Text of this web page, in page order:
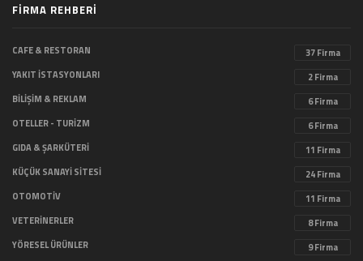
FİRMA REHBERİ
CAFE & RESTORAN
37 Firma
YAKIT İSTASYONLARI
2 Firma
BİLİŞİM & REKLAM
6 Firma
OTELLER - TURİZM
6 Firma
GIDA & ŞARKÜTERİ
11 Firma
KÜÇÜK SANAYİ SİTESİ
24 Firma
OTOMOTİV
11 Firma
VETERİNERLER
8 Firma
YÖRESEL ÜRÜNLER
9 Firma